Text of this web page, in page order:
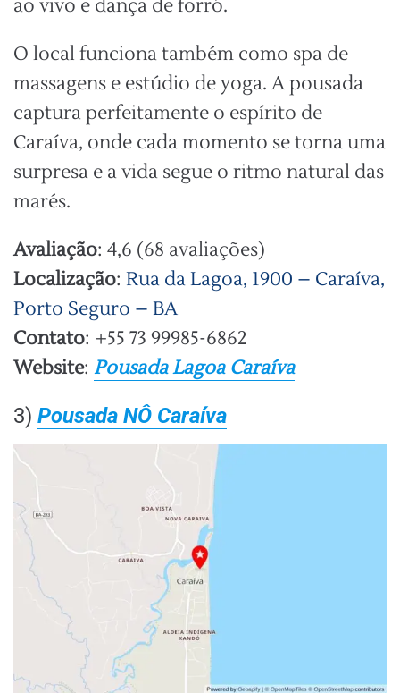
ao vivo e dança de forró.
O local funciona também como spa de
massagens e estúdio de yoga. A pousada
captura perfeitamente o espírito de
Caraíva, onde cada momento se torna uma
surpresa e a vida segue o ritmo natural das
marés.
Avaliação: 4,6 (68 avaliações)
Localização: Rua da Lagoa, 1900 – Caraíva,
Porto Seguro – BA
Contato: +55 73 99985-6862
Website: Pousada Lagoa Caraíva
3) Pousada NÔ Caraíva